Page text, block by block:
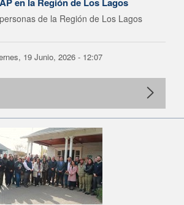
de la Región de Los Lagos
19 Junio, 2026 - 12:07